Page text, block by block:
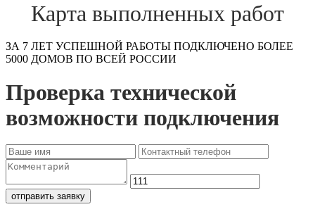
Карта выполненных работ
ЗА 7 ЛЕТ УСПЕШНОЙ РАБОТЫ ПОДКЛЮЧЕНО БОЛЕЕ
5000 ДОМОВ ПО ВСЕЙ РОССИИ
Проверка технической
возможности подключения
отправить заявку